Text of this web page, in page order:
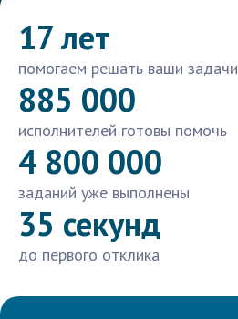
17 лет
помогаем решать ваши задачи
885 000
исполнителей готовы помочь
4 800 000
заданий уже выполнены
35 секунд
до первого отклика